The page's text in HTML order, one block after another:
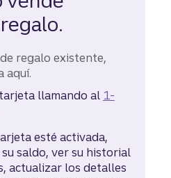
regalo existente,
aquí.
llamando al 1-
esté activada,
saldo, ver su historial
actualizar los detalles